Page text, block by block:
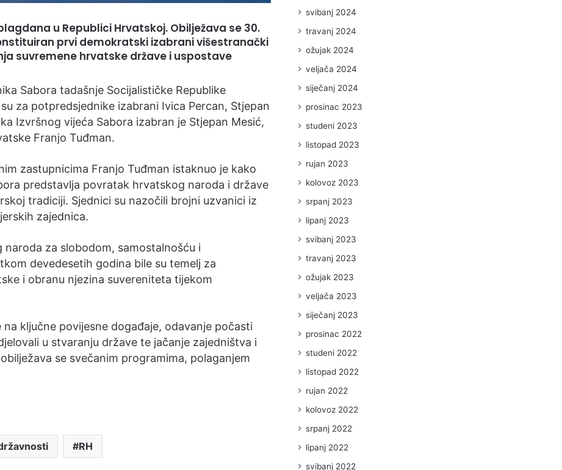
u Republici Hrvatskoj. Obilježava se 30.
prvi demokratski izabrani višestranački
suvremene hrvatske države i uspostave
Sabora tadašnje Socijalističke Republike
za potpredsjednike izabrani Ivica Percan, Stjepan
Izvršnog vijeća Sabora izabran je Stjepan Mesić,
Franjo Tuđman.
zastupnicima Franjo Tuđman istaknuo je kako
predstavlja povratak hrvatskog naroda i države
tradiciji. Sjednici su nazočili brojni uzvanici iz
zajednica.
za slobodom, samostalnošću i
devedesetih godina bile su temelj za
i obranu njezina suvereniteta tijekom
ključne povijesne događaje, odavanje počasti
u stvaranju države te jačanje zajedništva i
se svečanim programima, polaganjem
RH
svibanj 2024
travanj 2024
ožujak 2024
veljača 2024
siječanj 2024
prosinac 2023
studeni 2023
listopad 2023
rujan 2023
kolovoz 2023
srpanj 2023
lipanj 2023
svibanj 2023
travanj 2023
ožujak 2023
veljača 2023
siječanj 2023
prosinac 2022
studeni 2022
listopad 2022
rujan 2022
kolovoz 2022
srpanj 2022
lipanj 2022
svibanj 2022